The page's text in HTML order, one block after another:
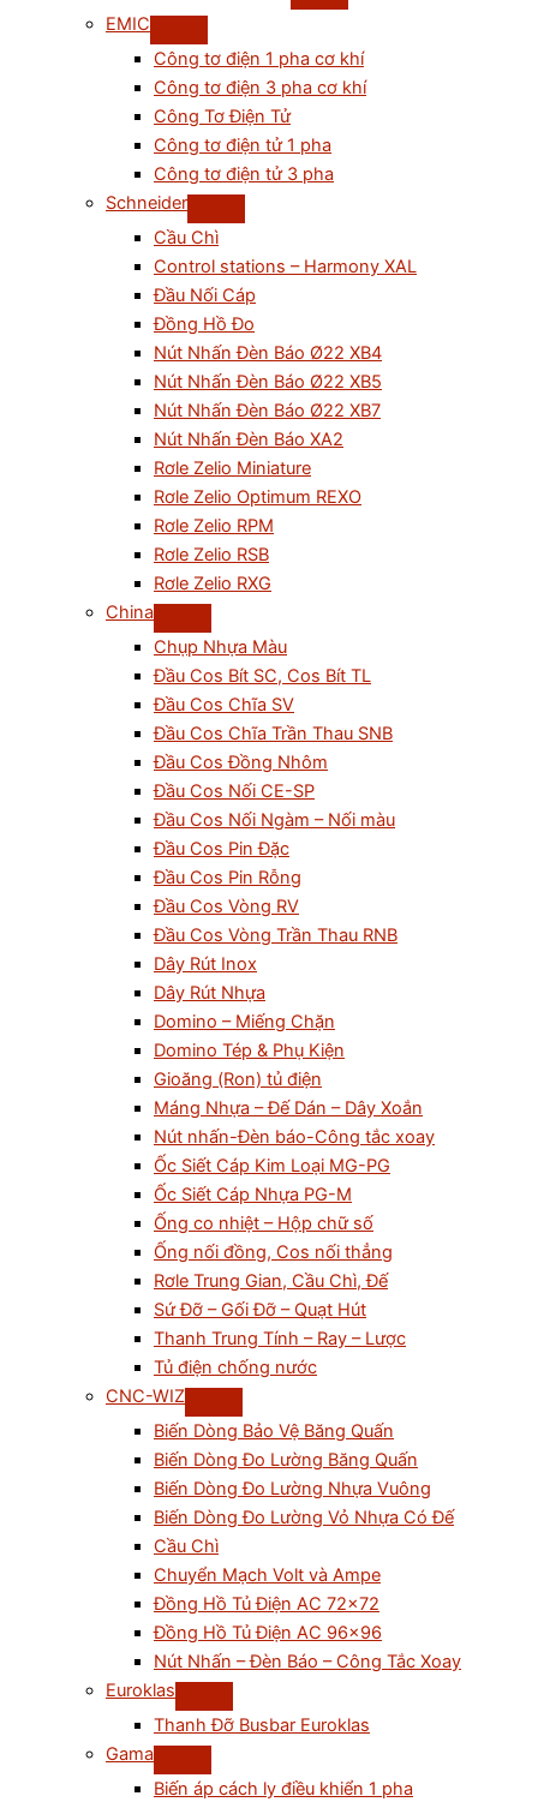
EMIC
Công tơ điện 1 pha cơ khí
Công tơ điện 3 pha cơ khí
Công Tơ Điện Tử
Công tơ điện tử 1 pha
Công tơ điện tử 3 pha
Schneider
Cầu Chì
Control stations – Harmony XAL
Đầu Nối Cáp
Đồng Hồ Đo
Nút Nhấn Đèn Báo Ø22 XB4
Nút Nhấn Đèn Báo Ø22 XB5
Nút Nhấn Đèn Báo Ø22 XB7
Nút Nhấn Đèn Báo XA2
Rơle Zelio Miniature
Rơle Zelio Optimum REXO
Rơle Zelio RPM
Rơle Zelio RSB
Rơle Zelio RXG
China
Chụp Nhựa Màu
Đầu Cos Bít SC, Cos Bít TL
Đầu Cos Chĩa SV
Đầu Cos Chĩa Trần Thau SNB
Đầu Cos Đồng Nhôm
Đầu Cos Nối CE-SP
Đầu Cos Nối Ngàm – Nối màu
Đầu Cos Pin Đặc
Đầu Cos Pin Rỗng
Đầu Cos Vòng RV
Đầu Cos Vòng Trần Thau RNB
Dây Rút Inox
Dây Rút Nhựa
Domino – Miếng Chặn
Domino Tép & Phụ Kiện
Gioăng (Ron) tủ điện
Máng Nhựa – Đế Dán – Dây Xoắn
Nút nhấn-Đèn báo-Công tắc xoay
Ốc Siết Cáp Kim Loại MG-PG
Ốc Siết Cáp Nhựa PG-M
Ống co nhiệt – Hộp chữ số
Ống nối đồng, Cos nối thẳng
Rơle Trung Gian, Cầu Chì, Đế
Sứ Đỡ – Gối Đỡ – Quạt Hút
Thanh Trung Tính – Ray – Lược
Tủ điện chống nước
CNC-WIZ
Biến Dòng Bảo Vệ Băng Quấn
Biến Dòng Đo Lường Băng Quấn
Biến Dòng Đo Lường Nhựa Vuông
Biến Dòng Đo Lường Vỏ Nhựa Có Đế
Cầu Chì
Chuyển Mạch Volt và Ampe
Đồng Hồ Tủ Điện AC 72×72
Đồng Hồ Tủ Điện AC 96×96
Nút Nhấn – Đèn Báo – Công Tắc Xoay
Euroklas
Thanh Đỡ Busbar Euroklas
Gama
Biến áp cách ly điều khiển 1 pha